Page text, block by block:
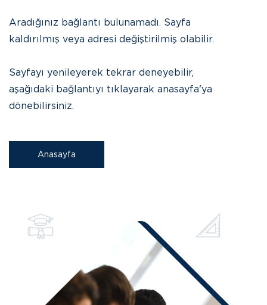
Aradığınız bağlantı bulunamadı. Sayfa
kaldırılmış veya adresi değiştirilmiş olabilir.
Sayfayı yenileyerek tekrar deneyebilir,
aşağıdaki bağlantıyı tıklayarak anasayfa'ya
dönebilirsiniz.
Anasayfa